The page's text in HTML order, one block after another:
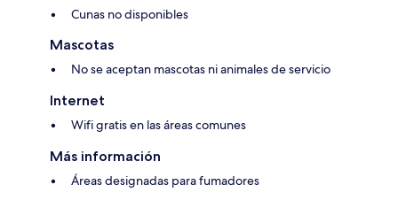
Cunas no disponibles
Mascotas
No se aceptan mascotas ni animales de servicio
Internet
Wifi gratis en las áreas comunes
Más información
Áreas designadas para fumadores